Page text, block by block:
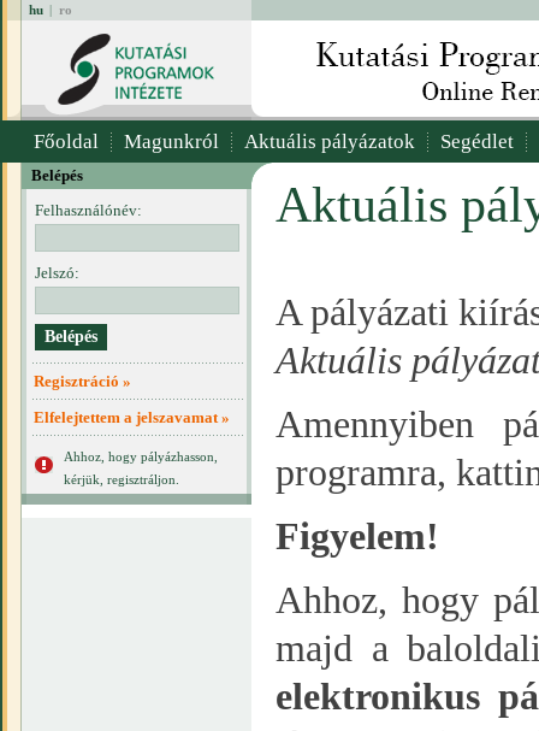
hu | ro
Főoldal Magunkról Aktuális pályázatok Segédlet
Belépés
Felhasználónév:
Jelszó:
Regisztráció »
Elfelejtettem a jelszavamat »
Ahhoz, hogy pályázhasson,
kérjük, regisztráljon.
Aktuális
A pályázati
Aktuális
Amennyiben
programra,
Figyelem!
Ahhoz, hogy
majd a
elektronikus